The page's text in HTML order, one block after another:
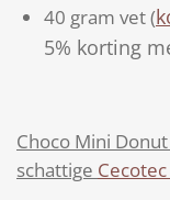
40 gram vet (
5% korting
Choco Mini
schattige